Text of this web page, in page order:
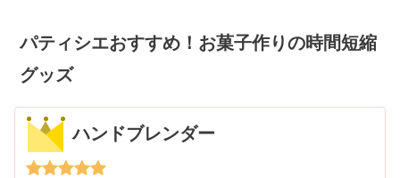
パティシエおすすめ！お菓子作りの時間短縮
グッズ
ハンドブレンダー